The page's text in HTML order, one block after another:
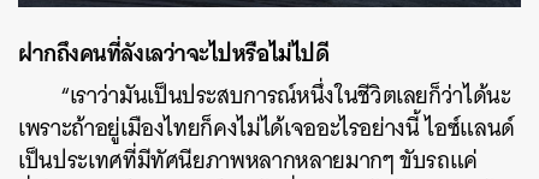
ฝากถึงคนที่ลังเลว่าจะไปหรือไม่ไปดี
“เราว่ามันเป็นประสบการณ์หนึ่งในชีวิตเลยก็ว่าได้นะ
เพราะถ้าอยู่เมืองไทยก็คงไม่ได้เจออะไรอย่างนี้ ไอซ์แลนด์
เป็นประเทศที่มีทัศนียภาพหลากหลายมากๆ ขับรถแค่